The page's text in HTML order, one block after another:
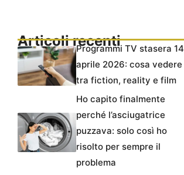
Articoli recentiProgrammi TV stasera 14
aprile 2026: cosa vedere
tra fiction, reality e film
Ho capito finalmente
perché l’asciugatrice
puzzava: solo così ho
risolto per sempre il
problema